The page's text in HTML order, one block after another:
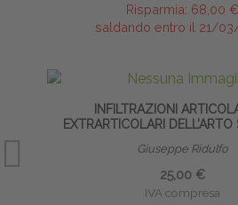
Risparmia: 68,00 €
saldando entro il 21/
INFILTRAZIONI
EXTRARTICOLARI DELL’ARTO
Giuseppe Ridulfo
25,00 €
IVA compresa